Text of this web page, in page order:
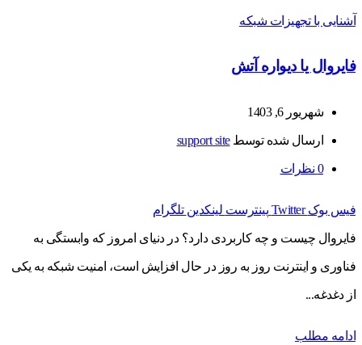
آشنایی با تجهیزات شبکه
فایروال یا دیواره آتش
شهریور 6, 1403
ارسال شده توسطsupport site
0 نظرات
فیس بوک Twitter پینترست لینکدین تلگرام
فایروال چیست و چه کاربردی دارد؟ در دنیای امروز که وابستگی به
فناوری و اینترنت روز به روز در حال افزایش است، امنیت شبکه به یکی
از دغدغه...
ادامه مطلب